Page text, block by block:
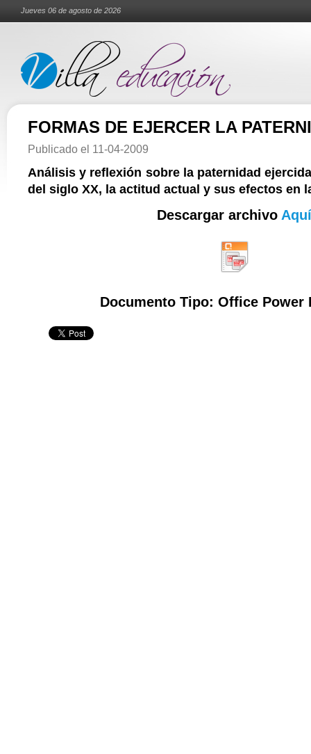
Jueves 06 de agosto de 2026
FORMAS DE EJERCER LA
Publicado el 11-04-2009
Análisis y reflexión sobre la paternidad
del siglo XX, la actitud actual y sus efectos en
Descargar archivo Aquí
Documento Tipo: Office Power